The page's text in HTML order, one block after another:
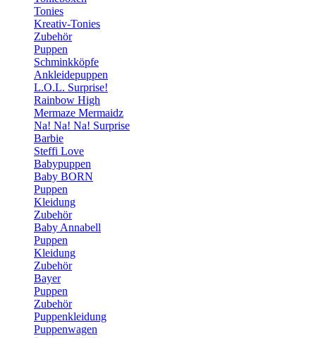
Tonies
Kreativ-Tonies
Zubehör
Puppen
Schminkköpfe
Ankleidepuppen
L.O.L. Surprise!
Rainbow High
Mermaze Mermaidz
Na! Na! Na! Surprise
Barbie
Steffi Love
Babypuppen
Baby BORN
Puppen
Kleidung
Zubehör
Baby Annabell
Puppen
Kleidung
Zubehör
Bayer
Puppen
Zubehör
Puppenkleidung
Puppenwagen